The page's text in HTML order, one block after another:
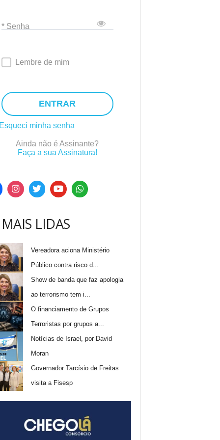
* Senha
Lembre de mim
ENTRAR
minha senha
Ainda não é Assinante?
Faça a sua Assinatura!
LIDAS
Vereadora aciona Ministério
Público contra risco d...
Show de banda que faz apologia
ao terrorismo tem i...
O financiamento de Grupos
Terroristas por grupos a...
Notícias de Israel, por David
Moran
Governador Tarcísio de Freitas
visita a Fisesp